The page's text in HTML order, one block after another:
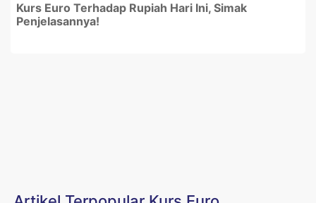
Kurs Euro Terhadap Rupiah Hari Ini, Simak
Penjelasannya!